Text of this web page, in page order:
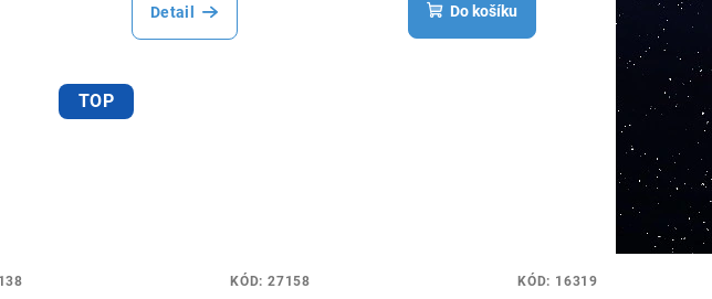
Detail Do košíku
TOP
KÓD: 27158 KÓD: 16319